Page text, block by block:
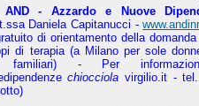
AND - Azzardo e Nuove
Daniela Capitanucci -
di orientamento della
di terapia (a Milano per sole
familiari) - Per
chiocciola virgilio.it -